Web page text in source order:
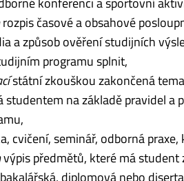
rozpis časové a obsahové
a způsob ověření studijních
pro­gramu splnit,
státní zkouškou zakončená
studentem na základě pravidel
cvičení, seminář, odborná
výpis předmětů, které má student
diplomová nebo